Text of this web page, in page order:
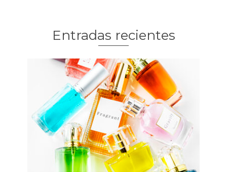
Entradas recientes